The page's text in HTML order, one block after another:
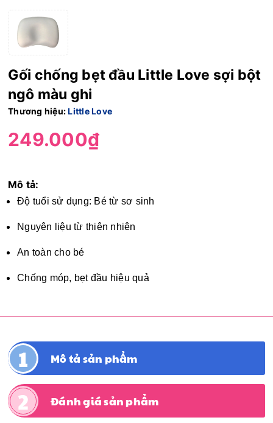
Gối chống bẹt đầu Little Love sợi bột
ngô màu ghi
Thương hiệu:Little Love
249.000₫
Mô tả:
Độ tuổi sử dụng: Bé từ sơ sinh
Nguyên liệu từ thiên nhiên
An toàn cho bé
Chống móp, bẹt đầu hiệu quả
Mô tả sản phẩm
Đánh giá sản phẩm